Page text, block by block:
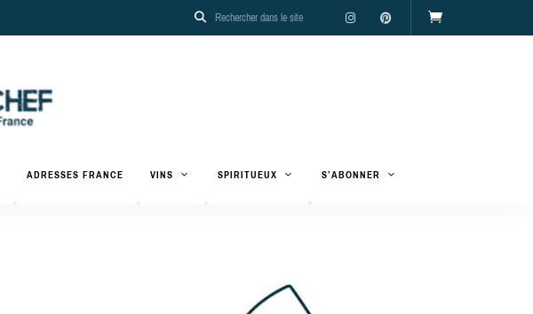
ADRESSES FRANCE VINS SPIRITUEUX S’ABONNER